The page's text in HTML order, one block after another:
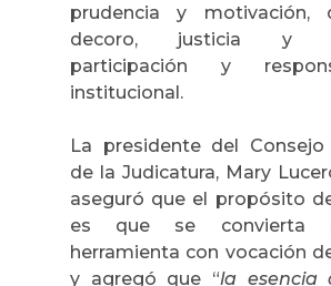
prudencia y motivación,
decoro, justicia y
participación y
institucional.
La presidente del Consejo
de la Judicatura, Mary
aseguró que el propósito
es que se convierta
herramienta con vocación
y agregó que “la esencia